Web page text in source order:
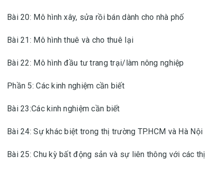
Bài 20: Mô hình xây, sửa rồi bán dành cho nhà phố
Bài 21: Mô hình thuê và cho thuê lại
Bài 22: Mô hình đầu tư trang trại/làm nông nghiệp
Phần 5: Các kinh nghiệm cần biết
Bài 23:Các kinh nghiệm cần biết
Bài 24: Sự khác biệt trong thị trường TP.HCM và Hà Nội
Bài 25: Chu kỳ bất động sản và sự liên thông với các thị